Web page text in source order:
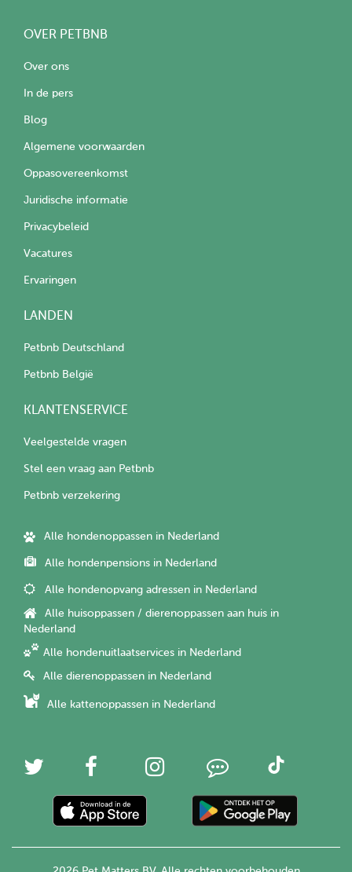
OVER PETBNB
Over ons
In de pers
Blog
Algemene voorwaarden
Oppasovereenkomst
Juridische informatie
Privacybeleid
Vacatures
Ervaringen
LANDEN
Petbnb Deutschland
Petbnb België
KLANTENSERVICE
Veelgestelde vragen
Stel een vraag aan Petbnb
Petbnb verzekering
Alle hondenoppassen in Nederland
Alle hondenpensions in Nederland
Alle hondenopvang adressen in Nederland
Alle huisoppassen / dierenoppassen aan huis in
Nederland
Alle hondenuitlaatservices in Nederland
Alle dierenoppassen in Nederland
Alle kattenoppassen in Nederland